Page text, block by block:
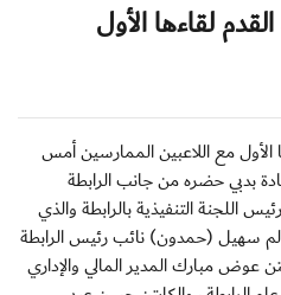
لقاءها الأول
الأول مع اللاعبين الممارسين أمس
إعداد القادة بدبي حضره من جانب الرابطة
اللجنة التنفيذية بالرابطة والذي
سهيل (حمدون) نائب رئيس الرابطة
عوض مبارك المدير المالي والإداري